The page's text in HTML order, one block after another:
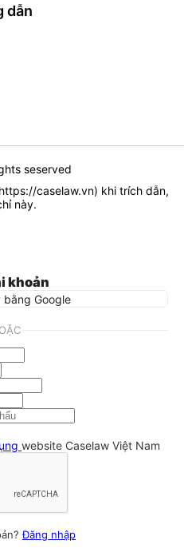
dẫn
seserved
https://caselaw.vn) khi trích dẫn,
này.
khoản
Google
website Caselaw Việt Nam
Đăng nhập